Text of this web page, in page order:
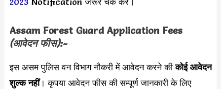
Assam Forest Guard Application Fees
(आवेदन फीस):-
इस असम पुलिस वन विभाग नौकरी में आवेदन करने कीकोई आवेदन
शुल्क नहीं। कृपया आवेदन फीस की सम्पूर्ण जानकारी के लिए